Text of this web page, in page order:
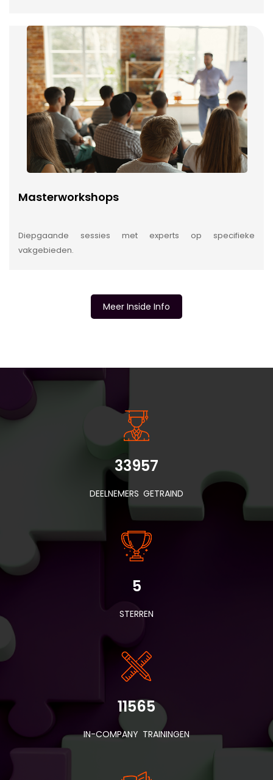
Masterworkshops
Diepgaande sessies met experts op specifieke
vakgebieden.
Meer Inside Info
INSIDE INFORMATIE
33957
DEELNEMERS GETRAIND
5
STERREN
11565
IN-COMPANY TRAININGEN